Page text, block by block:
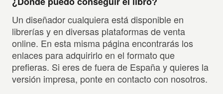
Un diseñador cualquiera está disponible en
librerías y en diversas plataformas de venta
online. En esta misma página encontrarás los
enlaces para adquirirlo en el formato que
prefieras. Si eres de fuera de España y quieres la
versión impresa, ponte en contacto con nosotros.